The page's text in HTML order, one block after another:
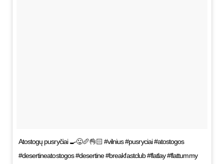
Atostogų pusryčiai 🍳😛🥖👌🏻 #vilnius #pusryciai #atostogos
#desertineatostogos #desertine #breakfastclub #flatlay #flattummy